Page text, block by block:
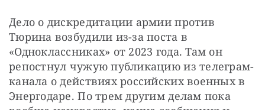
Дело о дискредитации армии против
Тюрина возбудили из-за поста в
«Одноклассниках» от 2023 года. Там он
репостнул чужую публикацию из телеграм-
канала о действиях российских военных в
Энергодаре. По трем другим делам пока